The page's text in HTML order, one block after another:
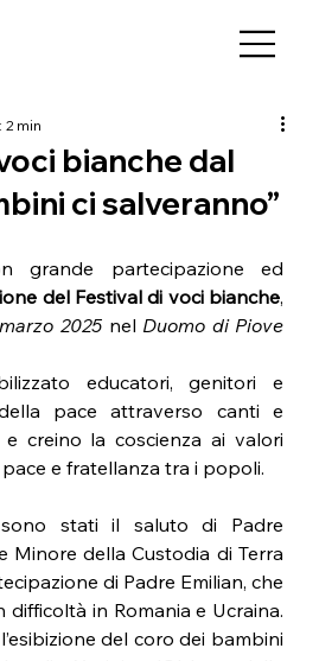
bianche dal
ci salveranno”
2 min
grande partecipazione ed
del Festival di voci bianche,
2025 nel Duomo di Piove
educatori, genitori e
pace attraverso canti e
creino la coscienza ai valori
e fratellanza tra i popoli.
stati il saluto di Padre
Minore della Custodia di Terra
di Padre Emilian, che
difficoltà in Romania e Ucraina.
del coro dei bambini